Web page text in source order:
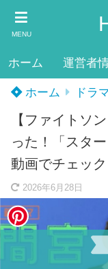
MENU
ホーム 運営者
ホーム ドラ
【ファイトソ
った！「スタ
動画でチェック
2026年6月28日